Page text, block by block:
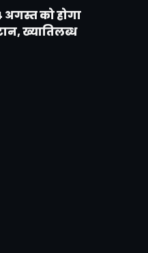
अगस्त को होगा
ख्यातिलब्ध